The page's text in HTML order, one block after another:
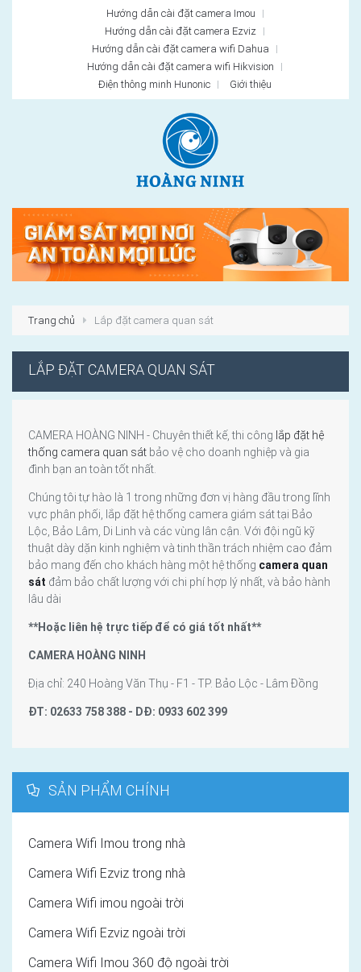
Hướng dẫn cài đặt camera Imou
Hướng dẫn cài đặt camera Ezviz
Hướng dẫn cài đặt camera wifi Dahua
Hướng dẫn cài đặt camera wifi Hikvision
Điện thông minh Hunonic
Giới thiệu
Trang chủ Lắp đặt camera quan sát
LẮP ĐẶT CAMERA QUAN SÁT
CAMERA HOÀNG NINH - Chuyên thiết kế, thi công lắp đặt hệ
thống camera quan sát bảo vệ cho doanh nghiệp và gia
đình bạn an toàn tốt nhất.
Chúng tôi tự hào là 1 trong những đơn vị hàng đầu trong lĩnh
vực phân phối, lắp đặt hệ thống camera giám sát tại Bảo
Lộc, Bảo Lâm, Di Linh và các vùng lân cận. Với đội ngũ kỹ
thuật dày dặn kinh nghiệm và tinh thần trách nhiệm cao đảm
bảo mang đến cho khách hàng một hệ thống camera quan
sát đảm bảo chất lượng với chi phí hợp lý nhất, và bảo hành
lâu dài
**Hoặc liên hệ trực tiếp để có giá tốt nhất**
CAMERA HOÀNG NINH
Địa chỉ: 240 Hoàng Văn Thụ - F1 - TP. Bảo Lộc - Lâm Đồng
ĐT: 02633 758 388 - DĐ: 0933 602 399
SẢN PHẨM CHÍNH
Camera Wifi Imou trong nhà
Camera Wifi Ezviz trong nhà
Camera Wifi imou ngoài trời
Camera Wifi Ezviz ngoài trời
Camera Wifi Imou 360 độ ngoài trời